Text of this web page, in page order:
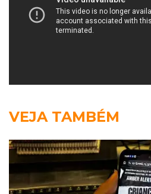
VEJA TAMBÉM